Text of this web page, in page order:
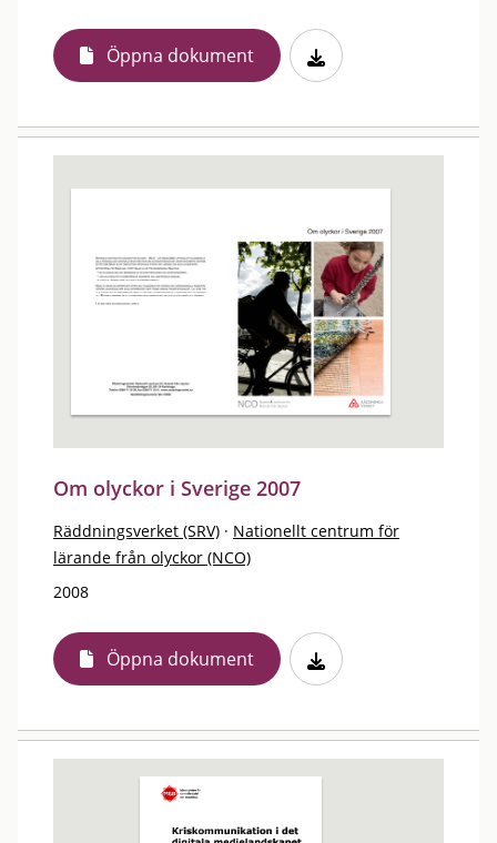
Öppna dokument
Om olyckor i Sverige 2007
Räddningsverket (SRV) · Nationellt centrum för
lärande från olyckor (NCO)
2008
Öppna dokument